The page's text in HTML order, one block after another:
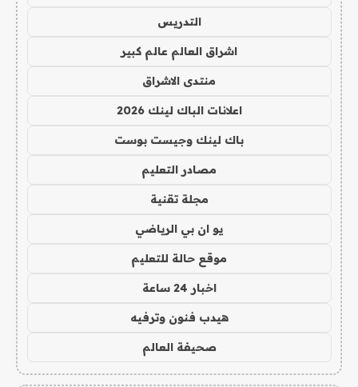
التدريس
اشراق العالم عالم كبير
منتدى الاشراق
اعلانات الباك لينك 2026
باك لينك وجيست بوست
مصادر التعليم
مجلة تقنية
يو ان بي الرياضي
موقع حالة للتعليم
اخبار 24 ساعة
هيدب فنون وترفيه
صحيفة العالم